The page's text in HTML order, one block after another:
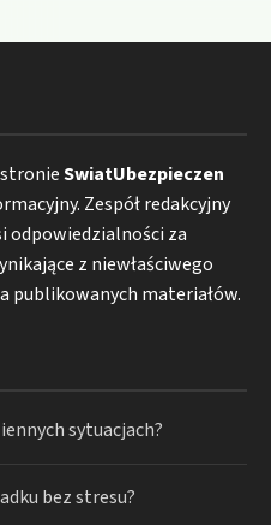
SwiatUbezpieczen
Zespół redakcyjny
odpowiedzialności za
z niewłaściwego
publikowanych materiałów.
sytuacjach?
bez stresu?